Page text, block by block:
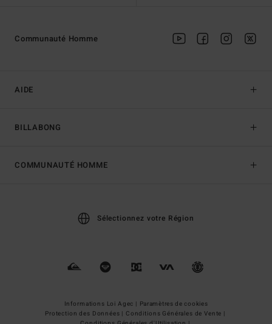
AIDE
BILLABONG
Communauté Homme
COMMUNAUTÉ HOMME
Sélectionnez votre Région
Informations Loi Agec | Paramètres de cookies
Protection des Données | Conditions Générales de Vente |